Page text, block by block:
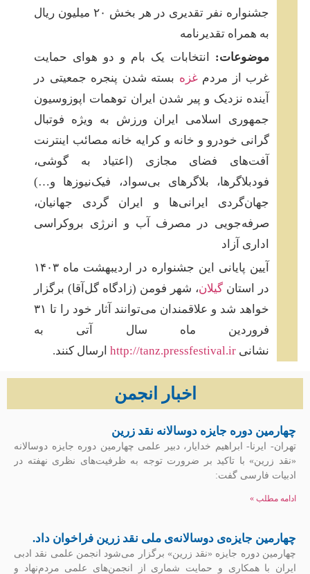
جشنواره نفر تقدیری در هر بخش ۲۰ میلیون ریال
به همراه تقدیرنامه
موضوعات: انتخابات یک بام و دو هوای حمایت
غرب از مردمغزه بسته شدن پنجره جمعیتی در
آینده نزدیک و پیر شدن ایران توهمات اپوزوسیون
جمهوری اسلامی ایران ورزش به ویژه فوتبال
گرانی خودرو و خانه و کرایه خانه مصائب اینترنت
آفت‌های فضای مجازی (اعتیاد به گوشی،
فودبلاگرها، بلاگرهای بی‌سواد، فیک‌نیوزها و…)
جهان‌گردی ایرانی‌ها و ایران گردی جهانیان،
صرفه‌جویی در مصرف آب و انرژی بروکراسی
اداری آزاد
آیین پایانی این جشنواره در اردیبهشت ماه ۱۴۰۳
در استان گیلان، شهر فومن (زادگاه گل‌آقا) برگزار
خواهد شد و علاقمندان ‌می‌توانند آثار خود را تا ۳۱
فروردین ماه سال آتی به
نشانی http://tanz.pressfestival.ir ارسال کنند.
اخبار انجمن
چهارمین دوره جایزه دوسالانه نقد زرین
تهران- ایرنا- ابراهیم خدایار، دبیر علمی چهارمین دوره جایزه دوسالانه
«نقد زرین» با تاکید بر ضرورت توجه به ظرفیت‌های نظری نهفته در
ادبیات فارسی گفت:
ادامه مطلب »
چهارمین جایزه‌ی دوسالانه‌ی ملی نقد زرین فراخوان داد.
چهارمین دوره جایزه «نقد زرین» برگزار می‌شود انجمن علمی نقد ادبی
ایران با همکاری و حمایت شماری از انجمن‏‌های علمی مردم‌‏نهاد و